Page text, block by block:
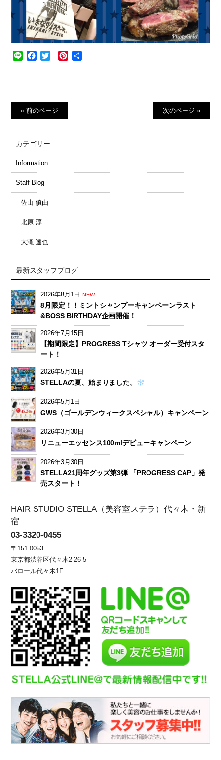
Line Facebook
Twitter Pinterest
« 前のページ 次のページ »
カテゴリー
Information
Staff Blog
佐山 鎮由
北原 淳
大滝 達也
最新スタッフブログ
2026年8月1日 NEW
8月限定！！ミントシャンプーキャンペーンラスト
&BOSS BIRTHDAY企画開催！
2026年7月15日
【期間限定】PROGRESS Tシャツ オーダー受付スタ
ート！
2026年5月31日
STELLAの夏、始まりました。
2026年5月1日
GWS（ゴールデンウィークスペシャル）キャンペーン
2026年3月30日
リニューエッセンス100mlデビューキャンペーン
2026年3月30日
STELLA21周年グッズ第3弾 「PROGRESS CAP」発
売スタート！
HAIR STUDIO STELLA（美容室ステラ）代々木・新
宿
03-3320-0455
〒151-0053
東京都渋谷区代々木2-26-5
バロール代々木1F